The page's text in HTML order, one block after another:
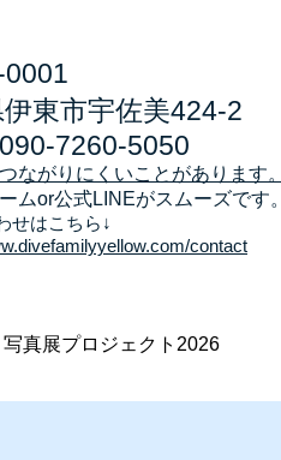
東市宇佐美424-2
090-7260-5050
ながりにくいことがあります。
ムor公式LINEがスムーズです。
せはこちら↓
contact
写真展プロジェクト2026